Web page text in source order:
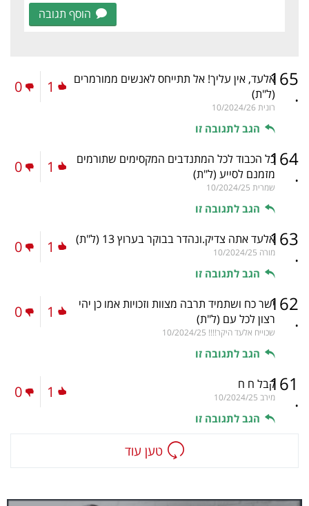
הוסף תגובה
165
.
אלעד, אין עליך! אל תתייחס לאנשים ממורמרים
(ל"ת)
רונית 10/2024/26
הגב לתגובה זו
1
0
164
.
כל הכבוד לכל המתנדבים המקסימים שתורמים
מזמנם לסייע (ל"ת)
שמרית 10/2024/25
הגב לתגובה זו
1
0
163
.
אלעד אתה צדיק.ונהדר בבוקר בערוץ 13 (ל"ת)
מורה 10/2024/25
הגב לתגובה זו
1
0
162
.
ישר כח ושתמיד תרבה מצוות וזכויות אמו כן יהי
רצון לכל עם (ל"ת)
שכוייח אלעד היקר!!!! 10/2024/25
הגב לתגובה זו
1
0
161
.
קבל ח ח
מירב 10/2024/25
הגב לתגובה זו
1
0
טען עוד